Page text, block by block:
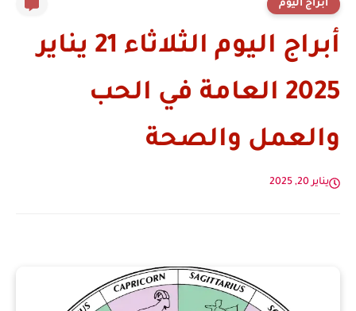
أبراج اليوم
أبراج اليوم الثلاثاء 21 يناير
2025 العامة في الحب
والعمل والصحة
يناير 20, 2025